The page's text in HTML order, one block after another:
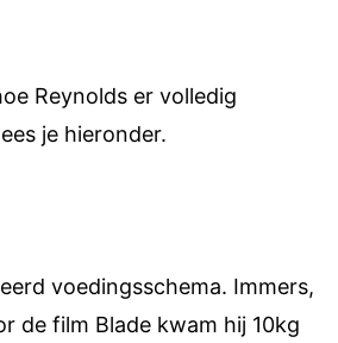
Reynolds er volledig
je hieronder.
voedingsschema. Immers,
de film Blade kwam hij 10kg